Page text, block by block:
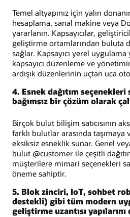
Temel altyapınız için yalın
hesaplama, sanal makine veya
yararlanın. Kapsayıcılar,
geliştirme ortamlarından buluta
sağlar. Kapsayıcı yerel uygulama
kapsayıcı düzenleme ve
ardışık düzenlerinin uçtan uca
4. Esnek dağıtım
bağımsız bir çözüm olarak
Birçok bulut bilişim satıcısının
farklı bulutlar arasında taşımaya
eksiksiz esneklik sunar. Genel
bulut @customer ile çeşitli
müşterilere mimari seçenekleri
öneme sahiptir.
5. Blok zinciri, IoT, sohbet
destekli) gibi tüm modern
geliştirme uzantısı